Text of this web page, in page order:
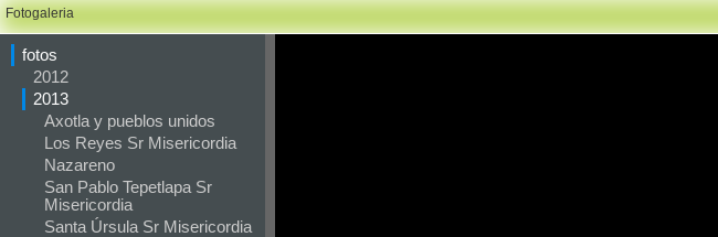
Fotogaleria
fotos
2012
2013
Axotla y pueblos unidos
Los Reyes Sr Misericordia
Nazareno
San Pablo Tepetlapa Sr
Misericordia
Santa Úrsula Sr Misericordia